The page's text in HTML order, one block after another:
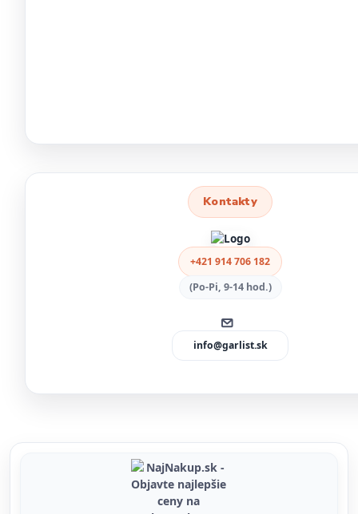
Kontakty
+421 914 706 182
(Po-Pi, 9-14 hod.)
info@garlist.sk